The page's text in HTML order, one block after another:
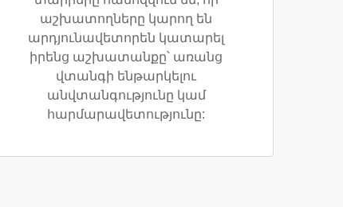
աշխատողները կարող են
արդյունավետորեն կատարել
իրենց աշխատանքը՝ առանց
վտանգի ենթարկելու
անվտանգությունը կամ
հարմարավետությունը: